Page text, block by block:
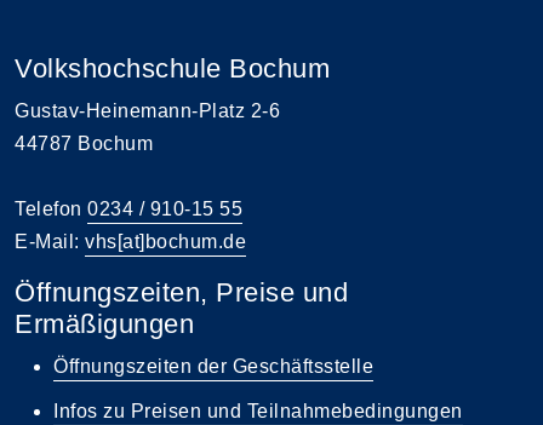
Volkshochschule Bochum
Gustav-Heinemann-Platz 2-6
44787 Bochum
Telefon 0234 / 910-15 55
E-Mail: vhs[at]bochum.de
Öffnungszeiten, Preise und
Ermäßigungen
Öffnungszeiten der Geschäftsstelle
Infos zu Preisen und Teilnahmebedingungen